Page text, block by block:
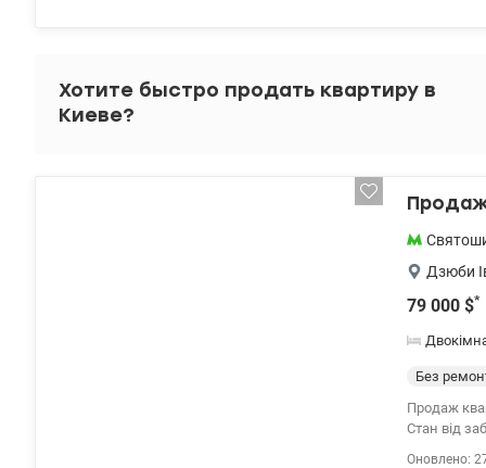
Хотите быстро продать квартиру в
Киеве?
Продаж
Дзюби
79 000 $*
Без
Продаж квартири ЖК Сім'ї
Стан від забудовника. Гарне розташування. Все
Оновлено: